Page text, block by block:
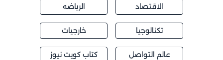
الاقتصاد الرياضه
تكنالوجيا خارجيات
عالم التواصل
كتاب كويت نيوز